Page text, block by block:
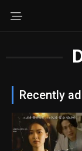
Recently